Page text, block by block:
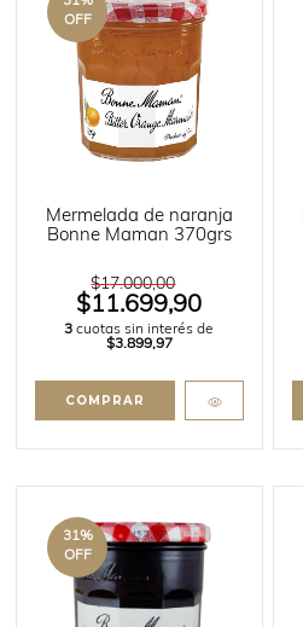
OFF
Mermelada de naranja
Bonne Maman 370grs
$17.000,00
$11.699,90
3 cuotas sin interés de
$3.899,97
31%
OFF